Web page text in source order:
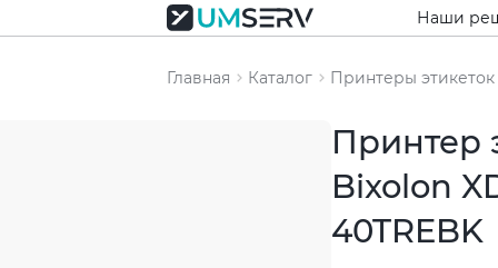
Наши
Главная Каталог Принтеры этикеток
Принтер
Bixolon
40TREBK